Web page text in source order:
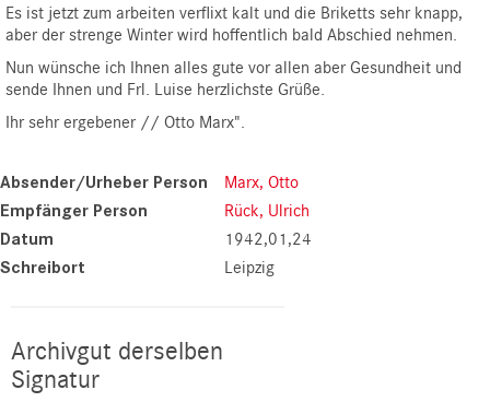
Es ist jetzt zum arbeiten verflixt kalt und die Briketts sehr knapp,
aber der strenge Winter wird hoffentlich bald Abschied nehmen.
Nun wünsche ich Ihnen alles gute vor allen aber Gesundheit und
sende Ihnen und Frl. Luise herzlichste Grüße.
Ihr sehr ergebener // Otto Marx".
Absender/Urheber Person Marx, Otto
Empfänger Person Rück, Ulrich
Datum 1942,01,24
Schreibort Leipzig
Archivgut derselben
Signatur